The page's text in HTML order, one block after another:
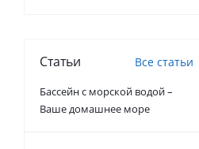
Статьи Все статьи
Бассейн с морской водой –
Ваше домашнее море